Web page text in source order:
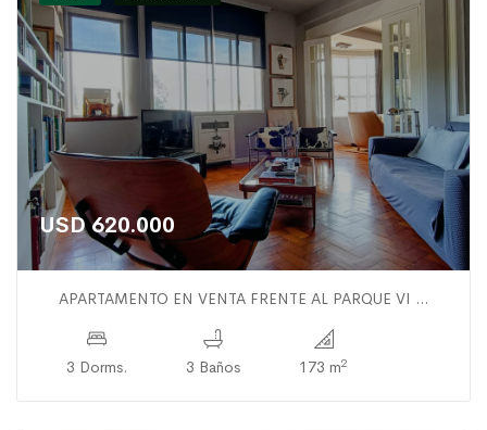
USD 620.000
APARTAMENTO EN VENTA FRENTE AL PARQUE VI ...
3 Dorms. 3 Baños 173 m2